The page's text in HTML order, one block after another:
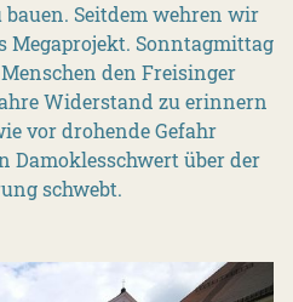
Seitdem wehren wir
Megaprojekt. Sonntagmittag
den Freisinger
Widerstand zu erinnern
vor drohende Gefahr
Damoklesschwert über der
schwebt.